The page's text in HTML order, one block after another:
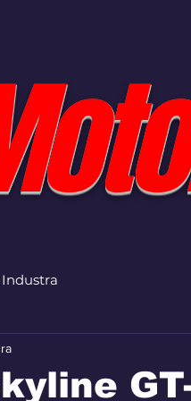
Industra